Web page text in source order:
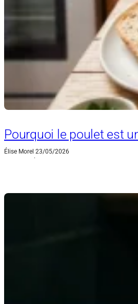
Pourquoi le poulet est
Élise Morel
·
23/05/2026